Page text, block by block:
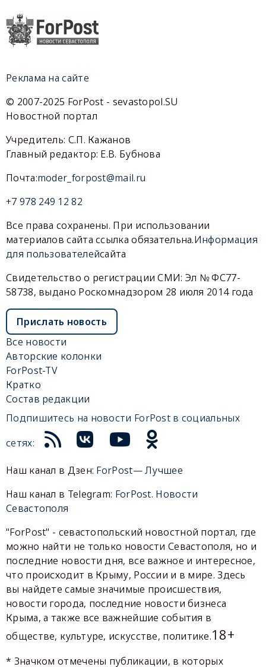
Реклама на сайте
© 2007-2025 ForPost - sevastopol.SU
Новостной портал
Учредитель: С.П. Кажанов
Главный редактор: Е.В. Бубнова
Почта:moder_forpost@mail.ru
+7 978 249 12 82
Все права сохранены. При использовании
материалов сайта ссылка обязательна.Информация
для пользователейсайта
Свидетельство о регистрации СМИ: Эл № ФС77-
58738, выдано Роскомнадзором 28 июля 2014 года
Прислать новость
Все новости
Авторские колонки
ForPost-TV
Кратко
Состав редакции
Подпишитесь на новости ForPost в социальных
сетях:
Наш канал в Дзен: ForPost— Лучшее
Наш канал в Telegram: ForPost. Новости
Севастополя
"ForPost" - севастопольский новостной портал, где
можно найти не только новости Севастополя, но и
последние новости дня, все важное и интересное,
что происходит в Крыму, России и в мире. Здесь
вы найдете самые значимые происшествия,
новости города, последние новости бизнеса
Крыма, а также все важнейшие события в
обществе, культуре, искусстве, политике.18+
* Значком отмечены публикации, в которых